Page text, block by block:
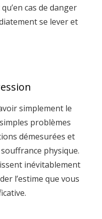
cas de danger
se lever et
simplement le
problèmes
démesurées et
physique.
inévitablement
l’estime que vous